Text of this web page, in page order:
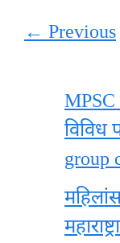
←Previous
MPSC
विविध
group